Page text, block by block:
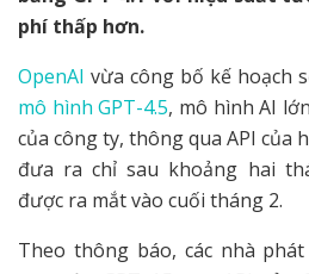
phí thấp hơn.
OpenAI vừa công bố kế hoạch
mô hình GPT-4.5, mô hình AI
của công ty, thông qua API của
đưa ra chỉ sau khoảng hai
được ra mắt vào cuối tháng 2.
Theo thông báo, các nhà